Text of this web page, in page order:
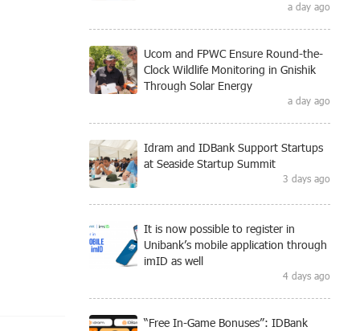
a day ago
Ucom and FPWC Ensure Round-the-
Clock Wildlife Monitoring in Gnishik
Through Solar Energy
a day ago
Idram and IDBank Support Startups
at Seaside Startup Summit
3 days ago
It is now possible to register in
Unibank’s mobile application through
imID as well
4 days ago
“Free In-Game Bonuses”: IDBank